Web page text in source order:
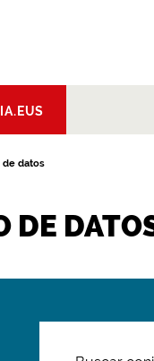
de datos
DE